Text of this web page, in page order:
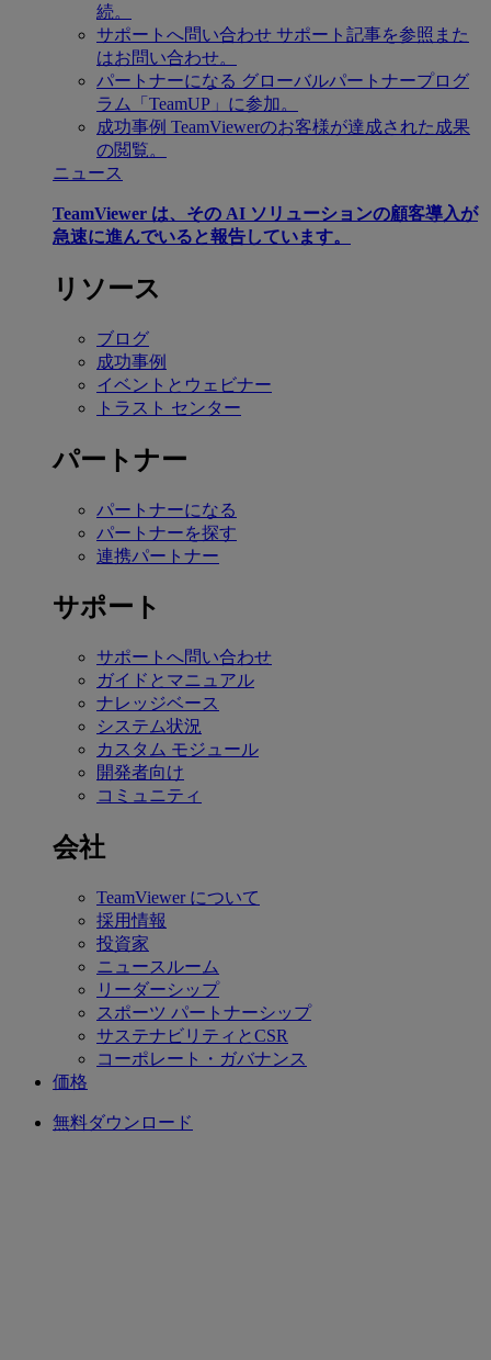
続。
サポートへ問い合わせ サポート記事を参照また
はお問い合わせ。
パートナーになる グローバルパートナープログ
ラム「TeamUP」に参加。
成功事例 TeamViewerのお客様が達成された成果
の閲覧。
ニュース
TeamViewer は、その AI ソリューションの顧客導入が
急速に進んでいると報告しています。
リソース
ブログ
成功事例
イベントとウェビナー
トラスト センター
パートナー
パートナーになる
パートナーを探す
連携パートナー
サポート
サポートへ問い合わせ
ガイドとマニュアル
ナレッジベース
システム状況
カスタム モジュール
開発者向け
コミュニティ
会社
TeamViewer について
採用情報
投資家
ニュースルーム
リーダーシップ
スポーツ パートナーシップ
サステナビリティとCSR
コーポレート・ガバナンス
価格
無料ダウンロード